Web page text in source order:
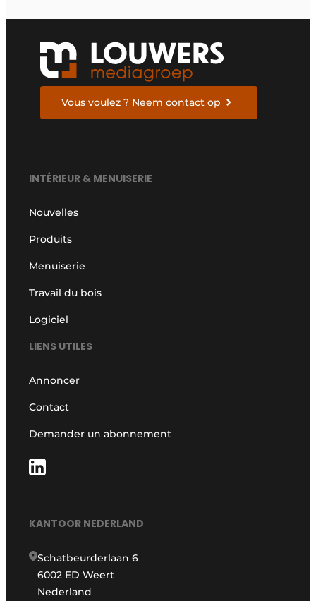
Vous voulez ? Neem contact op
INTÉRIEUR & MENUISERIE
Nouvelles
Produits
Menuiserie
Travail du bois
Logiciel
LIENS UTILES
Annoncer
Contact
Demander un abonnement
KANTOOR NEDERLAND
Schatbeurderlaan 6
6002 ED Weert
Nederland